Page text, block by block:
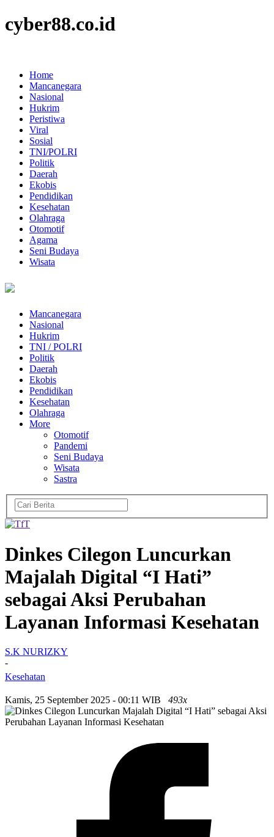
cyber88.co.id
Home
Mancanegara
Nasional
Hukrim
Peristiwa
Viral
Sosial
TNI/POLRI
Politik
Daerah
Ekobis
Pendidikan
Kesehatan
Olahraga
Otomotif
Agama
Seni Budaya
Wisata
Mancanegara
Nasional
Hukrim
TNI / POLRI
Politik
Daerah
Ekobis
Pendidikan
Kesehatan
Olahraga
More
Otomotif
Pandemi
Seni Budaya
Wisata
Sastra
Dinkes Cilegon Luncurkan
Majalah Digital “I Hati”
sebagai Aksi Perubahan
Layanan Informasi Kesehatan
S.K NURIZKY
-
Kesehatan
Kamis, 25 September 2025 - 00:11 WIB 493x